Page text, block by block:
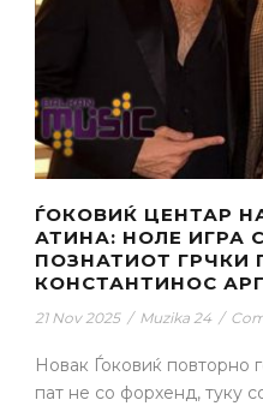
ЃОКОВИЌ ЦЕНТАР
АТИНА: НОЛЕ ИГРА
ПОЗНАТИОТ ГРЧКИ
КОНСТАНТИНОС
21 Nov 2025 / Muzika 24 /
Новак Ѓоковиќ повторно
пат не со форхенд, туку